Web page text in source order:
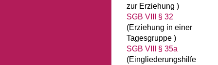
zur Erziehung )
SGB VIII § 32
(Erziehung in einer
Tagesgruppe )
SGB VIII § 35a
(Eingliederungshilfe